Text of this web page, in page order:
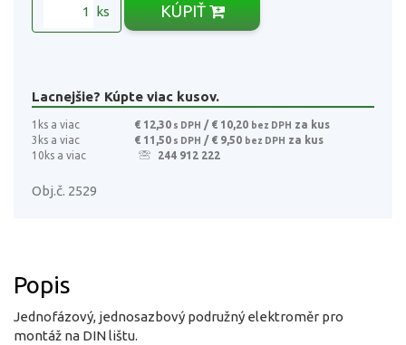
ks KÚPIŤ
Lacnejšie? Kúpte viac kusov.
1ks a viac € 12,30 s DPH / € 10,20 bez DPH za kus
3ks a viac
€ 11,50 s DPH / € 9,50 bez DPH za kus
10ks a viac
244 912 222
Obj.č. 2529
Popis
Jednofázový, jednosazbový podružný elektroměr pro
montáž na DIN lištu.